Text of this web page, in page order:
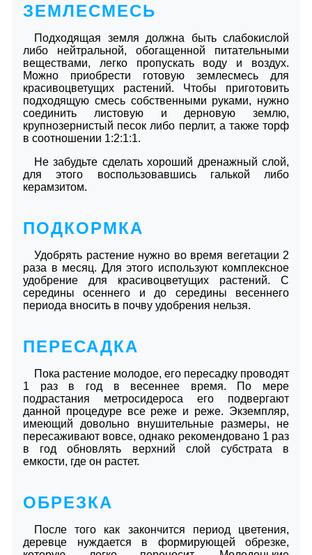
ЗЕМЛЕСМЕСЬ
Подходящая земля должна быть слабокислой
либо нейтральной, обогащенной питательными
веществами, легко пропускать воду и воздух.
Можно приобрести готовую землесмесь для
красивоцветущих растений. Чтобы приготовить
подходящую смесь собственными руками, нужно
соединить листовую и дерновую землю,
крупнозернистый песок либо перлит, а также торф
в соотношении 1:2:1:1.
Не забудьте сделать хороший дренажный слой,
для этого воспользовавшись галькой либо
керамзитом.
ПОДКОРМКА
Удобрять растение нужно во время вегетации 2
раза в месяц. Для этого используют комплексное
удобрение для красивоцветущих растений. С
середины осеннего и до середины весеннего
периода вносить в почву удобрения нельзя.
ПЕРЕСАДКА
Пока растение молодое, его пересадку проводят
1 раз в год в весеннее время. По мере
подрастания метросидероса его подвергают
данной процедуре все реже и реже. Экземпляр,
имеющий довольно внушительные размеры, не
пересаживают вовсе, однако рекомендовано 1 раз
в год обновлять верхний слой субстрата в
емкости, где он растет.
ОБРЕЗКА
После того как закончится период цветения,
деревце нуждается в формирующей обрезке,